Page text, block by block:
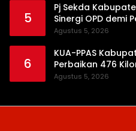
5
Pj Sekda
Sinergi OPD demi
Daerah
Agustus 5, 2026
6
KUA-PPAS
Perbaikan 476
Prioritas
Agustus 5, 2026